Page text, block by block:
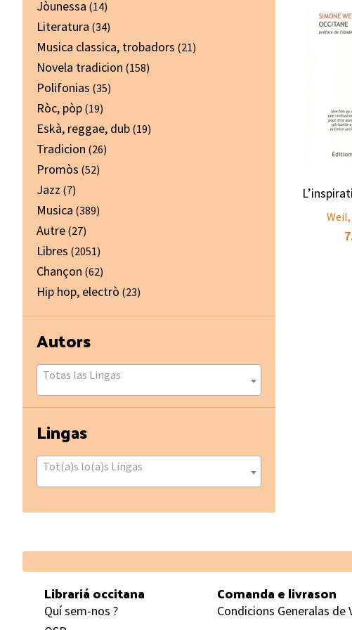
Jòunessa (14)
Literatura (34)
Musica classica, trobadors (21)
Novela tradicion (158)
Polifonias (35)
Ròc, pòp (19)
Eskà, reggae, dub (19)
Tradicion (26)
Promòs (52)
Jazz (7)
Musica (389)
Autre (27)
Libres (2051)
Chançon (62)
Hip hop, electrò (23)
Autors
Totas las Lingas
Lingas
Tot(a)s lo(a)s Lingas
Footer
Librariá occitana
Quí sem-nos ?
Comanda e livrason
Condicions Generalas de